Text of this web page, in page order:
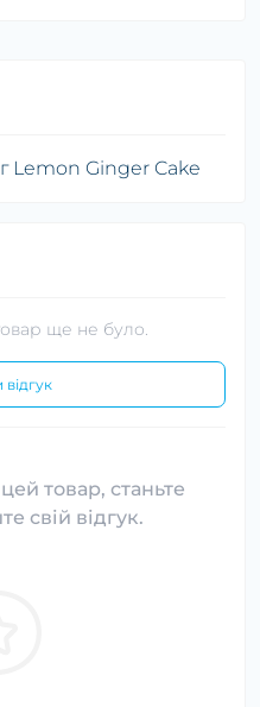
Lemon Ginger Cake
ще не було.
товар, станьте
свій відгук.